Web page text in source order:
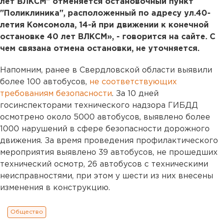
лет ВЛКСМ" отменяется остановочный пункт
"Поликлиника", расположенный по адресу ул.40-
летия Комсомола, 14-й при движении к конечной
остановке 40 лет ВЛКСМ», - говорится на сайте. С
чем связана отмена остановки, не уточняется.
Напомним, ранее в Свердловской области выявили
более 100 автобусов, не соответствующих
требованиям безопасности. За 10 дней
госинспекторами технического надзора ГИБДД
осмотрено около 5000 автобусов, выявлено более
1000 нарушений в сфере безопасности дорожного
движения. За время проведения профилактического
мероприятия выявлено 39 автобусов, не прошедших
технический осмотр, 26 автобусов с техническими
неисправностями, при этом у шести из них внесены
изменения в конструкцию.
Общество